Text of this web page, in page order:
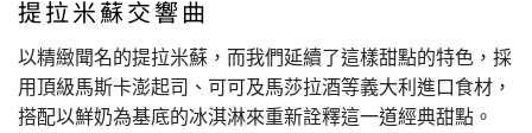
提拉米蘇交響曲
以精緻聞名的提拉米蘇，而我們延續了這樣甜點的特色，採
用頂級馬斯卡澎起司、可可及馬莎拉酒等義大利進口食材，
搭配以鮮奶為基底的冰淇淋來重新詮釋這一道經典甜點。